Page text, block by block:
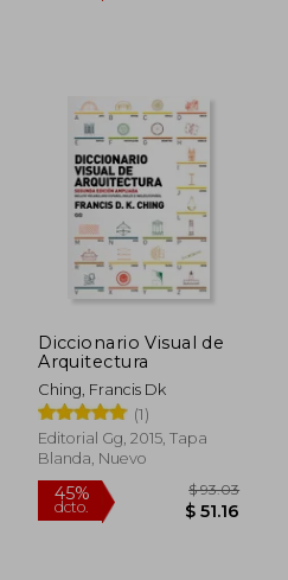
Diccionario Visual de
Arquitectura
Ching, Francis Dk
(1)
Editorial Gg, 2015, Tapa
Blanda, Nuevo